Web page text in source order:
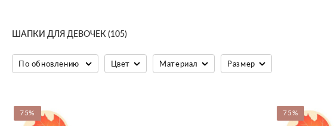
ШАПКИ ДЛЯ ДЕВОЧЕК (105)
По обновлению Цвет Материал Размер
75% 75%